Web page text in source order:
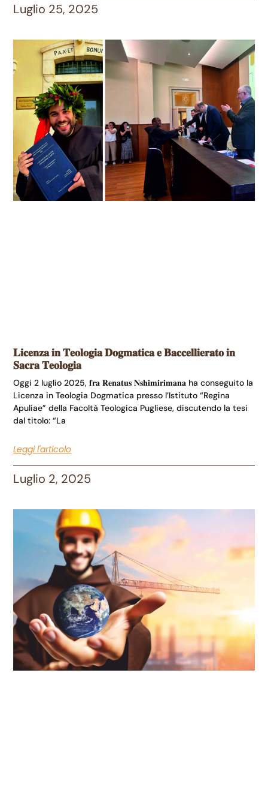
Luglio 25, 2025
𝐋𝐢𝐜𝐞𝐧𝐳𝐚 𝐢𝐧 𝐓𝐞𝐨𝐥𝐨𝐠𝐢𝐚 𝐃𝐨𝐠𝐦𝐚𝐭𝐢𝐜𝐚 𝐞 𝐁𝐚𝐜𝐜𝐞𝐥𝐥𝐢𝐞𝐫𝐚𝐭𝐨 𝐢𝐧
𝐒𝐚𝐜𝐫𝐚 𝐓𝐞𝐨𝐥𝐨𝐠𝐢𝐚
Oggi 2 luglio 2025, 𝐟𝐫𝐚 𝐑𝐞𝐧𝐚𝐭𝐮𝐬 𝐍𝐬𝐡𝐢𝐦𝐢𝐫𝐢𝐦𝐚𝐧𝐚 ha conseguito la
Licenza in Teologia Dogmatica presso l’Istituto “Regina
Apuliae” della Facoltà Teologica Pugliese, discutendo la tesi
dal titolo: “La
Leggi l'articolo
Luglio 2, 2025